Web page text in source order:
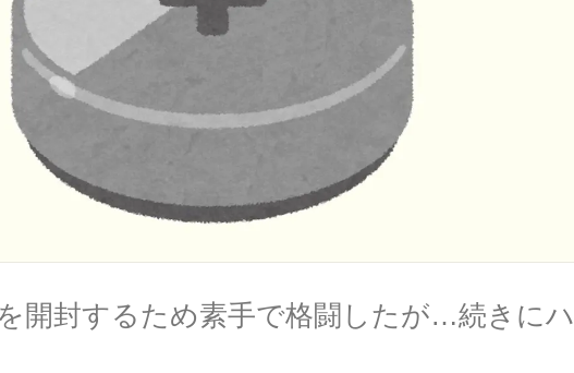
開封するため素手で格闘したが…続きにハ